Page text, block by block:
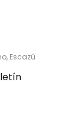
Escazú